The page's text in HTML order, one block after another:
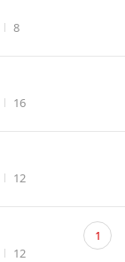
조회수
8
조회수
16
조회수
12
조회수
12
댓
글 1